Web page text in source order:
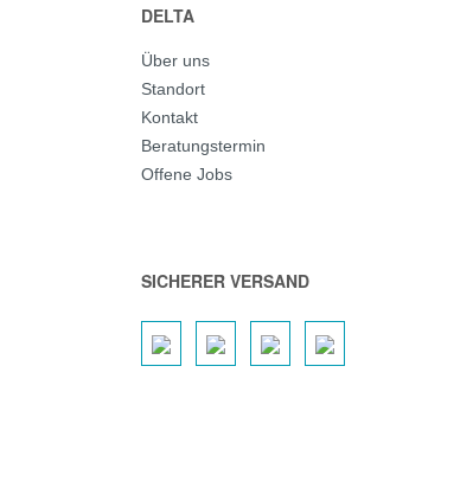
DELTA
Über uns
Standort
Kontakt
Beratungstermin
Offene Jobs
SICHERER VERSAND